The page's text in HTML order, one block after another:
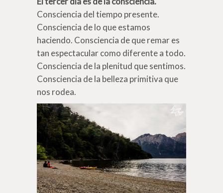
Consciencia del tiempo presente.
Consciencia de lo que estamos
haciendo. Consciencia de que remar es
tan espectacular como diferente a todo.
Consciencia de la plenitud que sentimos.
Consciencia de la belleza primitiva que
nos rodea.